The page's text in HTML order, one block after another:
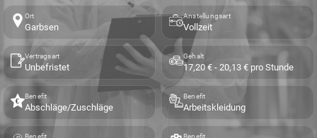
Ort
Garbsen
Anstellungsart
Vollzeit
Vertragsart
Unbefristet
Gehalt
17,20 € - 20,13 € pro Stunde
Benefit
Abschläge/Zuschläge
Benefit
Arbeitskleidung
Benefit Benefit